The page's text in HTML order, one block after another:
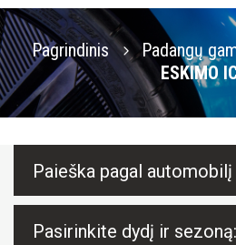
Pagrindinis Padangų
ESKIMO
Paieška pagal automobilį
Pasirinkite dydį ir sezoną: